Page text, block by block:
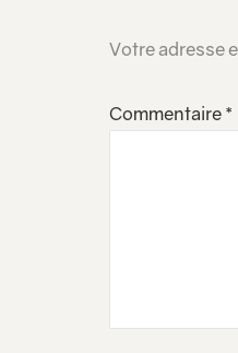
Votre adresse
Commentaire *